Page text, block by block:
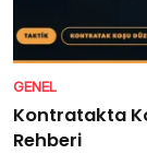
GENEL
Kontratakta
Rehberi